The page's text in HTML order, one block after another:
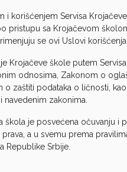
i korišćenjem Servisa
pristupu sa Krojačevom
se ovi Uslovi korišćenja.
Krojačeve škole putem
odnosima, Zakonom o
o zaštiti podataka o ličnosti,
navedenim zakonima.
škola je posvećena očuvanju i
prava, a u svemu prema
Republike Srbije.